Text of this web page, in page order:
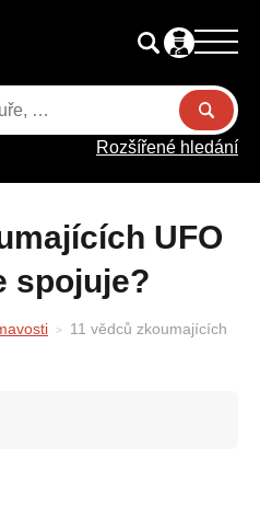
Rozšířené hledání
spojuje?
11 vědců zkoumajících